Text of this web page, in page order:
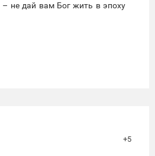
не дай вам Бог жить в эпоху
+5